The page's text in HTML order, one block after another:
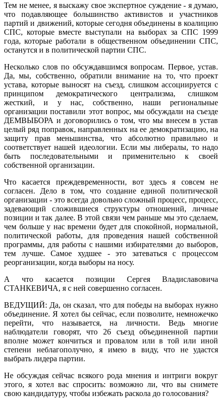
Тем не менее, я выскажу свое экспертное суждение - я думаю,
что подавляющее большинство активистов и участников
партий и движений, которые сегодня объединены в коалицию
СПС, которые вместе выступали на выборах за СПС 1999
года, которые работали в общественном объединении СПС,
останутся и в политической партии СПС.
Несколько слов по обсуждавшимся вопросам. Первое, устав.
Да, мы, собственно, обратили внимание на то, что проект
устава, которые выносят на съезд, слишком ассоциируется с
принципом демократического централизма, слишком
жесткий, и у нас, собственно, наши региональные
организации поставили этот вопрос, мы обсуждали на съезде
ДЕМВЫБОРА и договорились о том, что мы внесем в устав
целый ряд поправок, направленных на ее демократизацию, на
защиту прав меньшинства, что абсолютно правильно и
соответствует нашей идеологии. Если мы либералы, то надо
быть последовательными и применительно к своей
собственной организации.
Что касается преждевременности, вот здесь я совсем не
согласен. Дело в том, что создание единой политической
организации - это всегда довольно сложный процесс, процесс,
задевающий сложившиеся структуры отношений, личные
позиции и так далее. В этой связи чем раньше мы это сделаем,
чем больше у нас времени будет для спокойной, нормальной,
политической работы, для проведения нашей собственной
программы, для работы с нашими избирателями до выборов,
тем лучше. Самое худшее - это затеваться с процессом
реорганизации, когда выборы на носу.
А что касается позиции Сергея Владиславовича
СТАНКЕВИЧА, я с ней совершенно согласен.
ВЕДУЩИЙ: Да, он сказал, что для победы на выборах нужно
объединение. Я хотел бы сейчас, если позволите, немножечко
перейти, что называется, на личности. Ведь многие
наблюдатели говорят, что 26 съезд объединенной партии
вполне может кончиться и провалом или в той или иной
степени неблагополучно, я имею в виду, что не удастся
выбрать лидера партии.
Не обсуждая сейчас всякого рода мнения и интриги вокруг
этого, я хотел вас спросить: возможно ли, что вы снимете
свою кандидатуру, чтобы избежать раскола до голосования?